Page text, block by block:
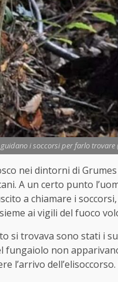
i soccorsi per farlo trovare
nei dintorni di
A un certo punto
a chiamare i
ai vigili del fuoco
si trovava sono stati i
fungaiolo non
l’arrivo